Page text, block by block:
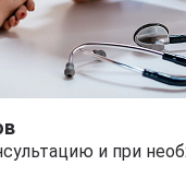
и при